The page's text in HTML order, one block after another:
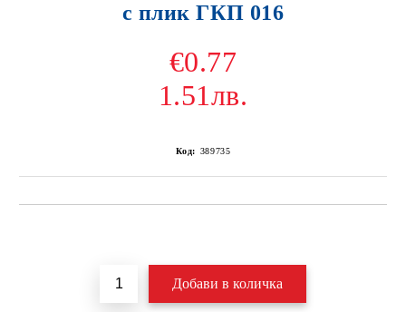
с плик ГКП 016
€0.77
1.51лв.
Код: 389735